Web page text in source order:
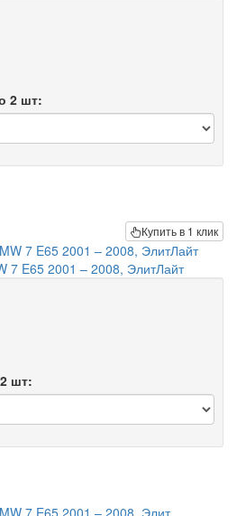
2 шт:
Купить в 1 клик
7 E65 2001 – 2008, ЭлитЛайт
шт: